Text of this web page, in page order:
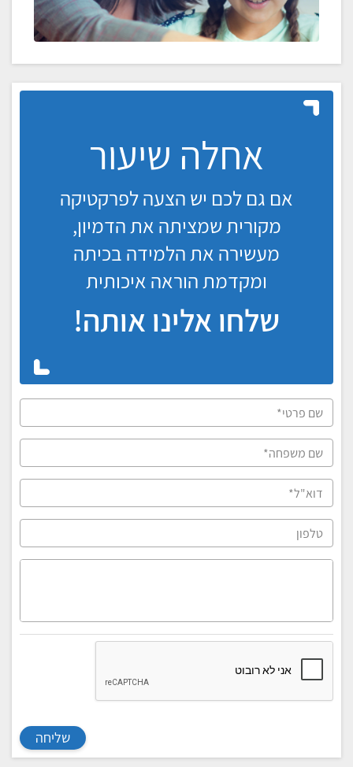
אחלה שיעור
אם גם לכם יש הצעה לפרקטיקה
מקורית שמציתה את הדמיון,
מעשירה את הלמידה בכיתה
ומקדמת הוראה איכותית
שלחו אלינו אותה!
שליחה